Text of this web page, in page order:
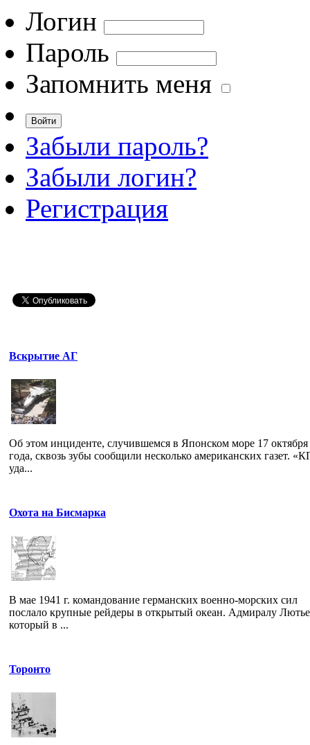
Логин
Пароль
Запомнить меня
Забыли пароль?
Забыли логин?
Регистрация
Вскрытие АГ
Об этом инциденте, случившемся в Японском море 17 октября
года, сквозь зубы сообщили несколько американских газет.
уда...
Охота на Бисмарка
В мае 1941 г. командование германских военно-морских сил
послало крупные рейдеры в открытый океан. Адмиралу
который в ...
Торонто